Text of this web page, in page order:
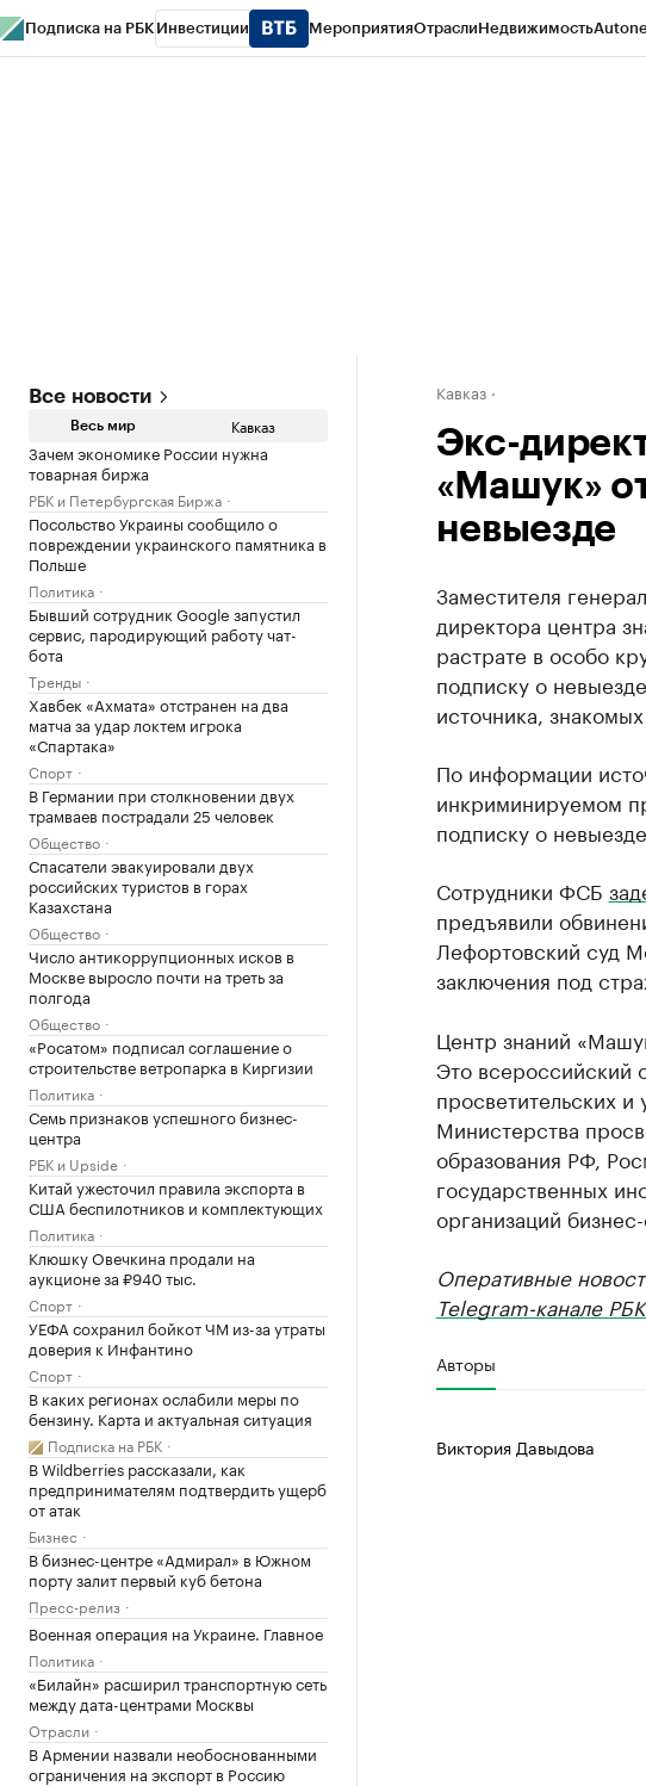
Подписка на РБК Инвестиции МероприятияОтраслиНедвижимость
Все новости
Весь мир Кавказ
Зачем экономике России нужна
товарная биржа
РБК и Петербургская Биржа
Посольство Украины сообщило о
повреждении украинского памятника в
Польше
Политика
Бывший сотрудник Google запустил
сервис, пародирующий работу чат-
бота
Тренды
Хавбек «Ахмата» отстранен на два
матча за удар локтем игрока
«Спартака»
Спорт
В Германии при столкновении двух
трамваев пострадали 25 человек
Общество
Спасатели эвакуировали двух
российских туристов в горах
Казахстана
Общество
Число антикоррупционных исков в
Москве выросло почти на треть за
полгода
Общество
«Росатом» подписал соглашение о
строительстве ветропарка в Киргизии
Политика
Семь признаков успешного бизнес-
центра
РБК и Upside
Китай ужесточил правила экспорта в
США беспилотников и комплектующих
Политика
Клюшку Овечкина продали на
аукционе за ₽940 тыс.
Спорт
УЕФА сохранил бойкот ЧМ из-за утраты
доверия к Инфантино
Спорт
В каких регионах ослабили меры по
бензину. Карта и актуальная ситуация
Подписка на РБК
В Wildberries рассказали, как
предпринимателям подтвердить ущерб
от атак
Бизнес
В бизнес-центре «Адмирал» в Южном
порту залит первый куб бетона
Пресс-релиз
Военная операция на Украине. Главное
Политика
«Билайн» расширил транспортную сеть
между дата-центрами Москвы
Отрасли
В Армении назвали необоснованными
ограничения на экспорт в Россию
Кавказ
Экс-
«Машук»
невыезде
Заместителя
директора центра
растрате в особо
подписку о
источника,
По информации
инкриминируемом
подписку о
Сотрудники ФСБ
предъявили
Лефортовский суд
заключения под
Центр знаний
Это всероссийский
просветительских
Министерства
образования РФ,
государственных
организаций
Оперативные
Telegram-канале
Авторы
Виктория Давыдова